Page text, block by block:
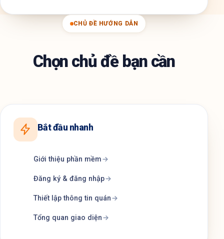
CHỦ ĐỀ HƯỚNG DẪN
Chọn chủ đề bạn cần
Bắt đầu nhanh
Giới thiệu phần mềm
Đăng ký & đăng nhập
Thiết lập thông tin quán
Tổng quan giao diện